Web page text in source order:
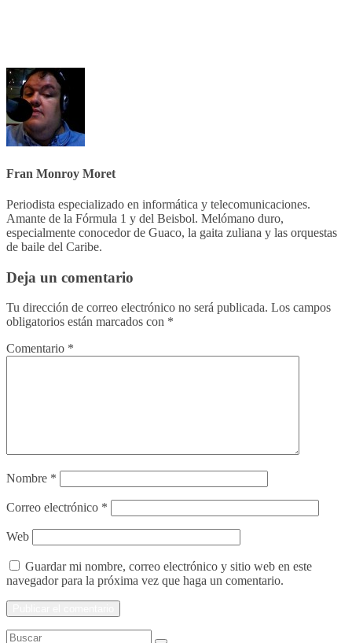
Fran Monroy Moret
Periodista especializado en informática y telecomunicaciones.
Amante de la Fórmula 1 y del Beisbol. Melómano duro,
especialmente conocedor de Guaco, la gaita zuliana y las orquestas
de baile del Caribe.
Deja un comentario
Tu dirección de correo electrónico no será publicada. Los campos
obligatorios están marcados con *
Comentario *
Nombre *
Correo electrónico *
Web
Guardar mi nombre, correo electrónico y sitio web en este
navegador para la próxima vez que haga un comentario.